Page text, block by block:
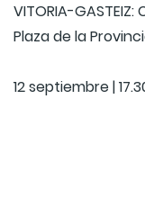
VITORIA-
Plaza de la
12 septiembre |